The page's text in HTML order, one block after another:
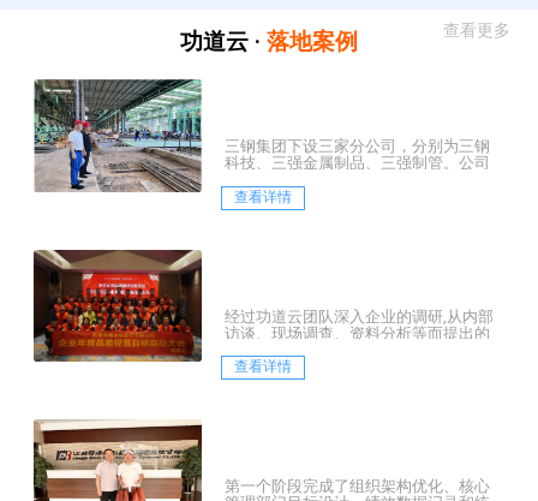
功道云 · 落地案例 查看更多
三钢集团下设三家分公司，分别为三钢
科技、三强金属制品、三强制管。公司
镇，是一家集中...
查看详情
经过功道云团队深入企业的调研,从内部
访谈、现场调查、资料分析等而提出的
查看详情
第一个阶段完成了组织架构优化、核心